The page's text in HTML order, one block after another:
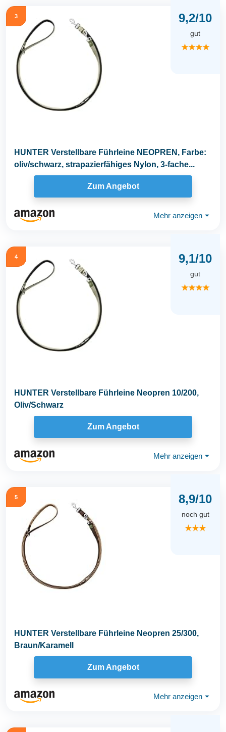
3 9,2/10
gut
★★★★
HUNTER Verstellbare Führleine NEOPREN, Farbe:
oliv/schwarz, strapazierfähiges Nylon, 3-fache...
Zum Angebot
Mehr anzeigen ⏷
4 9,1/10
gut
★★★★
HUNTER Verstellbare Führleine Neopren 10/200,
Oliv/Schwarz
Zum Angebot
Mehr anzeigen ⏷
5 8,9/10
noch gut
★★★
HUNTER Verstellbare Führleine Neopren 25/300,
Braun/Karamell
Zum Angebot
Mehr anzeigen ⏷